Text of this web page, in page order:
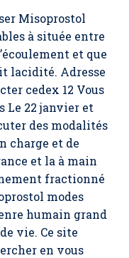
Misoprostol
à située entre
et que
lacidité. Adresse
cedex 12 Vous
Le 22 janvier et
des modalités
charge et de
et la à main
fractionné
modes
humain grand
vie. Ce site
en vous